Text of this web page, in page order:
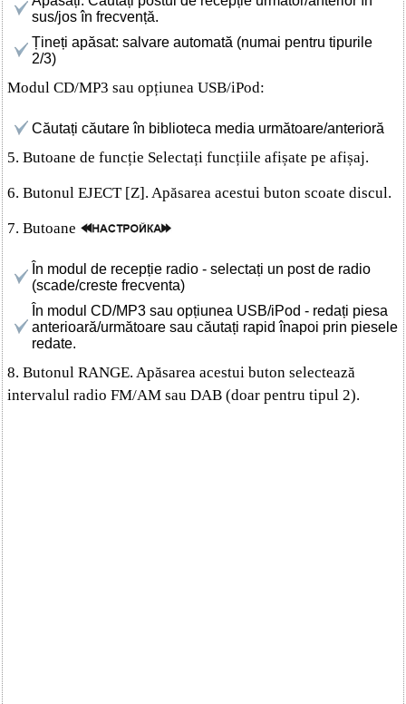
sus/jos în frecvență.
Țineți apăsat: salvare automată (numai pentru tipurile
2/3)
Modul CD/MP3 sau opțiunea USB/iPod:
Căutați căutare în biblioteca media următoare/anterioră
5. Butoane de funcție Selectați funcțiile afișate pe afișaj.
6. Butonul EJECT [Z]. Apăsarea acestui buton scoate discul.
7. Butoane
În modul de recepție radio - selectați un post de radio
(scade/creste frecventa)
În modul CD/MP3 sau opțiunea USB/iPod - redați piesa
anterioară/următoare sau căutați rapid înapoi prin piesele
redate.
8. Butonul RANGE. Apăsarea acestui buton selectează
intervalul radio FM/AM sau DAB (doar pentru tipul 2).